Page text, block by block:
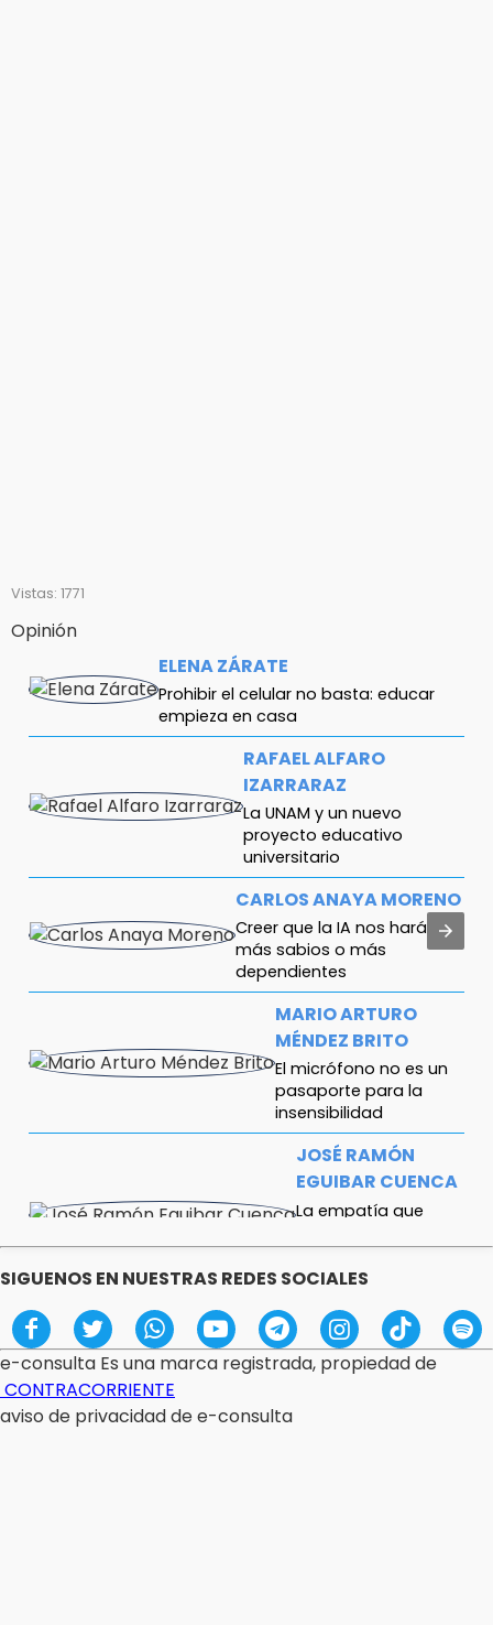
Vistas: 1771
Opinión
ELENA ZÁRATE
Prohibir el celular no basta: educar
empieza en casa
RAFAEL ALFARO
IZARRARAZ
La UNAM y un nuevo
proyecto educativo
universitario
CARLOS ANAYA MORENO
Creer que la IA nos hará
más sabios o más
dependientes
MARIO ARTURO
MÉNDEZ BRITO
El micrófono no es un
pasaporte para la
insensibilidad
JOSÉ RAMÓN
EGUIBAR CUENCA
La empatía que
depende de cómo
dormimos
JOSÉL MOCTEZUMA
Armenta no solapará
gobernantes fantoches y
SIGUENOS EN NUESTRAS REDES SOCIALES
e-consulta Es una marca registrada, propiedad de
CONTRACORRIENTE
aviso de privacidad de e-consulta